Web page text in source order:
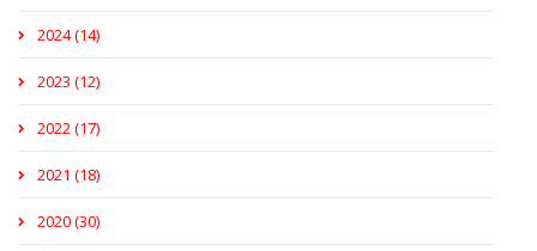
2024 (14)
2023 (12)
2022 (17)
2021 (18)
2020 (30)